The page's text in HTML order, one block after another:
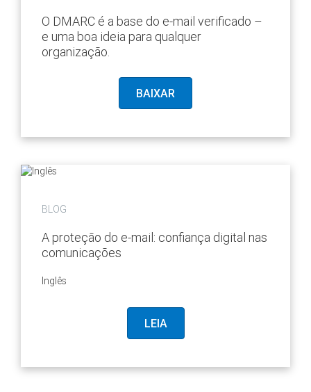
O DMARC é a base do e-mail verificado –
e uma boa ideia para qualquer
organização.
BAIXAR
BLOG
A proteção do e-mail: confiança digital nas
comunicações
Inglês
LEIA